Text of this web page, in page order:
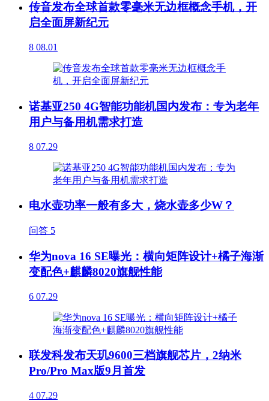
传音发布全球首款零毫米无边框概念手机，开
启全面屏新纪元
8 08.01
诺基亚250 4G智能功能机国内发布：专为老年
用户与备用机需求打造
8 07.29
电水壶功率一般有多大，烧水壶多少W？
问答 5
华为nova 16 SE曝光：横向矩阵设计+橘子海渐
变配色+麒麟8020旗舰性能
6 07.29
联发科发布天玑9600三档旗舰芯片，2纳米
Pro/Pro Max版9月首发
4 07.29